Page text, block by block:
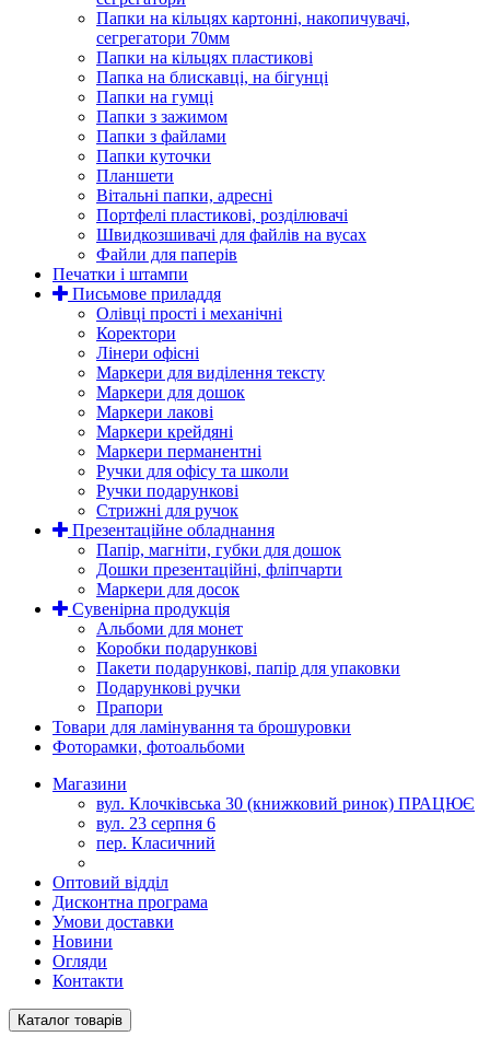
Папки на кільцях картонні, накопичувачі,
сегрегатори 70мм
Папки на кільцях пластикові
Папка на блискавці, на бігунці
Папки на гумці
Папки з зажимом
Папки з файлами
Папки куточки
Планшети
Вітальні папки, адресні
Портфелі пластикові, розділювачі
Швидкозшивачі для файлів на вусах
Файли для паперів
Печатки і штампи
Письмове приладдя
Олівці прості і механічні
Коректори
Лінери офісні
Маркери для виділення тексту
Маркери для дошок
Маркери лакові
Маркери крейдяні
Маркери перманентні
Ручки для офісу та школи
Ручки подарункові
Стрижні для ручок
Презентаційне обладнання
Папір, магніти, губки для дошок
Дошки презентаційні, фліпчарти
Маркери для досок
Сувенірна продукція
Альбоми для монет
Коробки подарункові
Пакети подарункові, папір для упаковки
Подарункові ручки
Прапори
Товари для ламінування та брошуровки
Фоторамки, фотоальбоми
Магазини
вул. Клочківська 30 (книжковий ринок) ПРАЦЮЄ
вул. 23 серпня 6
пер. Класичний
Оптовий відділ
Дисконтна програма
Умови доставки
Новини
Огляди
Контакти
Каталог товарів